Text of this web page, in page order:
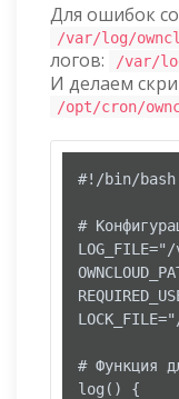
Для ошибок
/var/log/
логов:
/var/
И делаем
/opt/cron/
#!/bin/bash
#
# Функция
log() {